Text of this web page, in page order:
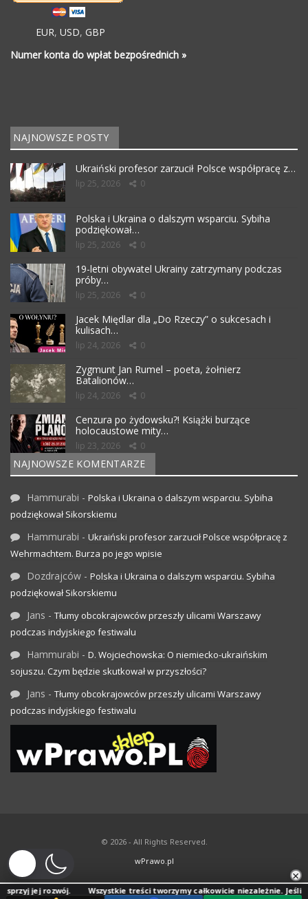
EUR, USD, GBP
Numer konta do wpłat bezpośrednich »
NAJNOWSZE POSTY
Ukraiński profesor zarzucił Polsce współpracę z…
lip 25, 2026 0
Polska i Ukraina o dalszym wsparciu. Sybiha
podziękował…
lip 25, 2026 0
19-letni obywatel Ukrainy zatrzymany podczas
próby…
lip 25, 2026 0
Jacek Międlar dla „Do Rzeczy” o sukcesach i
kulisach…
lip 24, 2026 0
Zygmunt Jan Rumel – poeta, żołnierz
Batalionów…
lip 24, 2026 0
Cenzura po żydowsku?! Książki burzące
holocaustowe mity…
lip 23, 2026 0
NAJNOWSZE KOMENTARZE
Hammurabi - Polska i Ukraina o dalszym wsparciu. Sybiha
podziękował Sikorskiemu
Hammurabi - Ukraiński profesor zarzucił Polsce współpracę z
Wehrmachtem. Burza po jego wpisie
Dozdrajców - Polska i Ukraina o dalszym wsparciu. Sybiha
podziękował Sikorskiemu
Jans - Tłumy obcokrajowców przeszły ulicami Warszawy
podczas indyjskiego festiwalu
Hammurabi - D. Wojciechowska: O niemiecko-ukraińskim
sojuszu. Czym będzie skutkował w przyszłości?
Jans - Tłumy obcokrajowców przeszły ulicami Warszawy
podczas indyjskiego festiwalu
© 2026 - All Rights Reserved.
wPrawo.pl
×
rozwój. Wszystkie treści tworzymy całkowicie niezależnie. Jeśli